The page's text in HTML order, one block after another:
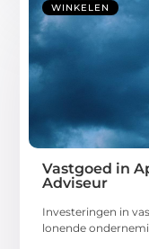
WINKELEN
Vastgoed in
Adviseur
Investeringen in
lonende